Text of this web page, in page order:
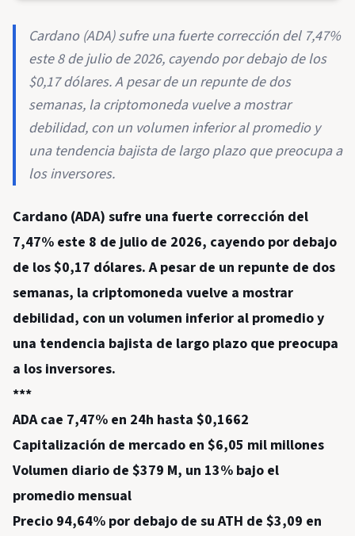
Cardano (ADA) sufre una fuerte corrección del 7,47%
este 8 de julio de 2026, cayendo por debajo de los
$0,17 dólares. A pesar de un repunte de dos
semanas, la criptomoneda vuelve a mostrar
debilidad, con un volumen inferior al promedio y
una tendencia bajista de largo plazo que preocupa a
los inversores.
Cardano (ADA) sufre una fuerte corrección del
7,47% este 8 de julio de 2026, cayendo por debajo
de los $0,17 dólares. A pesar de un repunte de dos
semanas, la criptomoneda vuelve a mostrar
debilidad, con un volumen inferior al promedio y
una tendencia bajista de largo plazo que preocupa
a los inversores.
***
ADA cae 7,47% en 24h hasta $0,1662
Capitalización de mercado en $6,05 mil millones
Volumen diario de $379 M, un 13% bajo el
promedio mensual
Precio 94,64% por debajo de su ATH de $3,09 en